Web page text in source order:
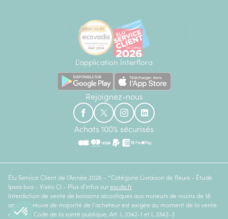
L'application Interflora
Rejoignez-nous
Achats 100% sécurisés
Élu Service Client de l'Année 2026 - *Catégorie Livraison de fleurs - Étude
Ipsos bva - Viséo CI - Plus d'infos sur escda.fr
Interdiction de vente de boissons alcooliques aux mineurs de moins de 18
ans. La preuve de majorité de l'acheteur est exigée au moment de la vente
en ligne. Code de la santé publique, Art. L.3342-1 et L.3342-3